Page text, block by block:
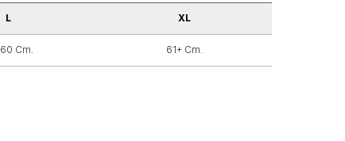
L XL
Cm. 61+ Cm.